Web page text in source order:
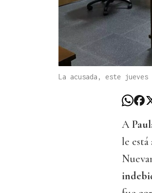
La acusada, este
A
le